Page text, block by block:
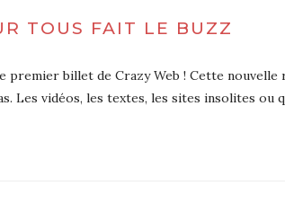
TOUS FAIT LE BUZZ
premier billet de Crazy Web ! Cette nouvelle
Les vidéos, les textes, les sites insolites ou